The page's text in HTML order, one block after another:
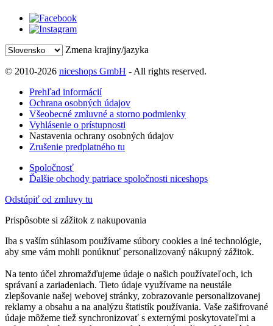
Zmena krajiny/jazyka
© 2010-2026 niceshops GmbH - All rights reserved.
Prehľad informácií
Ochrana osobných údajov
Všeobecné zmluvné a storno podmienky
Vyhlásenie o prístupnosti
Nastavenia ochrany osobných údajov
Zrušenie predplatného tu
Spoločnosť
Ďalšie obchody patriace spoločnosti niceshops
Odstúpiť od zmluvy tu
Prispôsobte si zážitok z nakupovania
Iba s vaším súhlasom používame súbory cookies a iné technológie,
aby sme vám mohli ponúknuť personalizovaný nákupný zážitok.
Na tento účel zhromažďujeme údaje o našich používateľoch, ich
správaní a zariadeniach. Tieto údaje využívame na neustále
zlepšovanie našej webovej stránky, zobrazovanie personalizovanej
reklamy a obsahu a na analýzu štatistík používania. Vaše zašifrované
údaje môžeme tiež synchronizovať s externými poskytovateľmi a